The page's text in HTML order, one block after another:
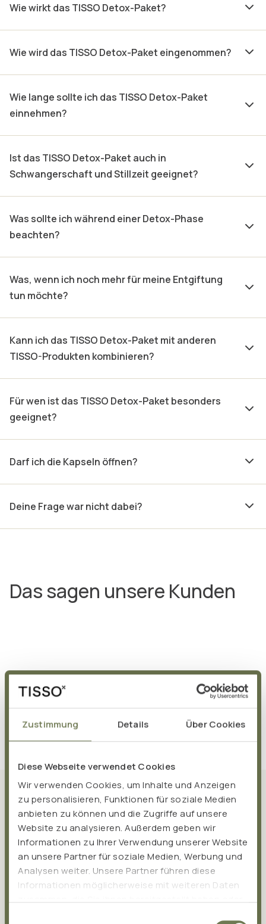
Zustimmung Details Über Cookies
Diese Webseite verwendet Cookies
Wir verwenden Cookies, um Inhalte und Anzeigen
zu personalisieren, Funktionen für soziale Medien
anbieten zu können und die Zugriffe auf unsere
Website zu analysieren. Außerdem geben wir
Informationen zu Ihrer Verwendung unserer Website
an unsere Partner für soziale Medien, Werbung und
Analysen weiter. Unsere Partner führen diese
Informationen möglicherweise mit weiteren Daten
Wie wirkt das TISSO Detox-Paket?
Wie wird das TISSO Detox-Paket eingenommen?
Wie lange sollte ich das TISSO Detox-Paket
einnehmen?
Ist das TISSO Detox-Paket auch in
Schwangerschaft und Stillzeit geeignet?
Was sollte ich während einer Detox-Phase
beachten?
Was, wenn ich noch mehr für meine Entgiftung
tun möchte?
Kann ich das TISSO Detox-Paket mit anderen
TISSO-Produkten kombinieren?
Für wen ist das TISSO Detox-Paket besonders
geeignet?
Darf ich die Kapseln öffnen?
Deine Frage war nicht dabei?
Das sagen unsere Kunden
Was TISSO ausmacht